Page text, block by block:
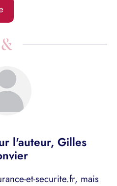
l'auteur, Gilles
et-securite.fr, mais